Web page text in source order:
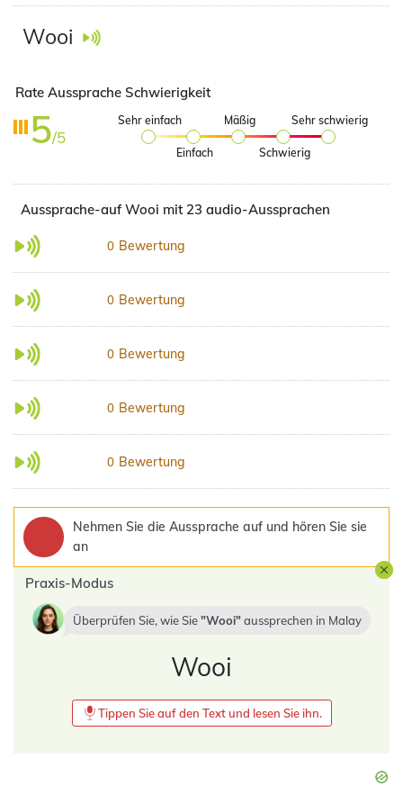
Wooi
Rate Aussprache Schwierigkeit
5/5
Sehr einfach
Einfach
Mäßig
Schwierig
Sehr schwierig
Aussprache-auf Wooi mit 23 audio-Aussprachen
0 Bewertung
0 Bewertung
0 Bewertung
0 Bewertung
0 Bewertung
Nehmen Sie die Aussprache auf und hören Sie sie
an
Praxis-Modus
Überprüfen Sie, wie Sie Wooi aussprechen in Malay
Wooi
Tippen Sie auf den Text und lesen Sie ihn.